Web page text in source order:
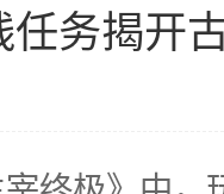
任务揭开